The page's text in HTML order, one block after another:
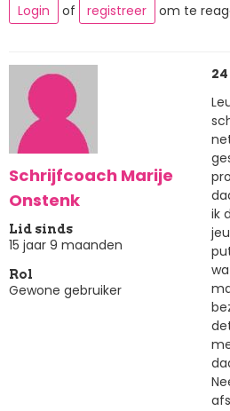
Login
of registreer om te
Schrijfcoach Marije
Onstenk
Lid sinds
15 jaar 9 maanden
Rol
Gewone gebruiker
ik